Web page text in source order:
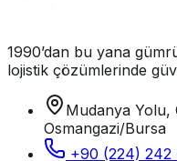
1990’dan bu yana
lojistik çözümlerinde
Mudanya Yolu,
Osmangazi/Bursa
+90 (224) 242